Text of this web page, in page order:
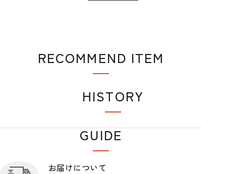
RECOMMEND ITEM
HISTORY
GUIDE
お届けについて